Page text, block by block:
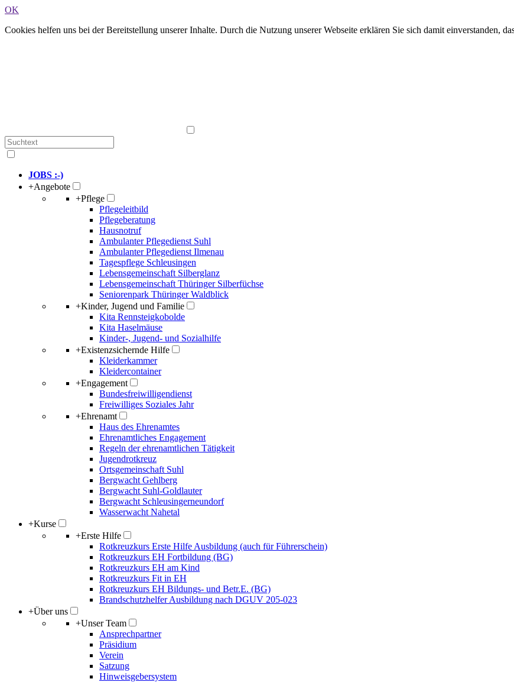
OK
Cookies helfen uns bei der Bereitstellung unserer Inhalte. Durch die Nutzung unserer Webseite erklären Sie sich damit einverstanden,
JOBS :-)
+Angebote
+Pflege
Pflegeleitbild
Pflegeberatung
Hausnotruf
Ambulanter Pflegedienst Suhl
Ambulanter Pflegedienst Ilmenau
Tagespflege Schleusingen
Lebensgemeinschaft Silberglanz
Lebensgemeinschaft Thüringer Silberfüchse
Seniorenpark Thüringer Waldblick
+Kinder, Jugend und Familie
Kita Rennsteigkobolde
Kita Haselmäuse
Kinder-, Jugend- und Sozialhilfe
+Existenzsichernde Hilfe
Kleiderkammer
Kleidercontainer
+Engagement
Bundesfreiwilligendienst
Freiwilliges Soziales Jahr
+Ehrenamt
Haus des Ehrenamtes
Ehrenamtliches Engagement
Regeln der ehrenamtlichen Tätigkeit
Jugendrotkreuz
Ortsgemeinschaft Suhl
Bergwacht Gehlberg
Bergwacht Suhl-Goldlauter
Bergwacht Schleusingerneundorf
Wasserwacht Nahetal
+Kurse
+Erste Hilfe
Rotkreuzkurs Erste Hilfe Ausbildung (auch für Führerschein)
Rotkreuzkurs EH Fortbildung (BG)
Rotkreuzkurs EH am Kind
Rotkreuzkurs Fit in EH
Rotkreuzkurs EH Bildungs- und Betr.E. (BG)
Brandschutzhelfer Ausbildung nach DGUV 205-023
+Über uns
+Unser Team
Ansprechpartner
Präsidium
Verein
Satzung
Hinweisgebersystem